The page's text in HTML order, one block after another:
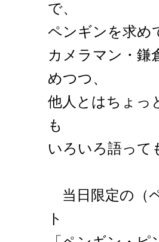
で、
ペンギンを求
カメラマン・鎌
めつつ、
他人とはちょっ
も
いろいろ語って
当日限定の（
ト